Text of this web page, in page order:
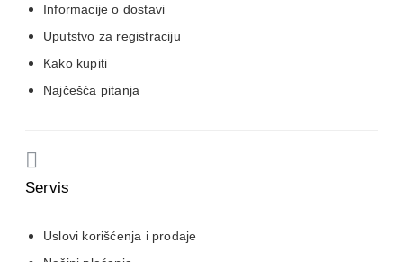
Informacije o dostavi
Uputstvo za registraciju
Kako kupiti
Najčešća pitanja
Servis
Uslovi korišćenja i prodaje